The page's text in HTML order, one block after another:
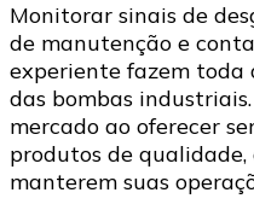
Monitorar sinais de
de manutenção e
experiente fazem toda
das bombas
mercado ao oferecer
produtos de
manterem suas